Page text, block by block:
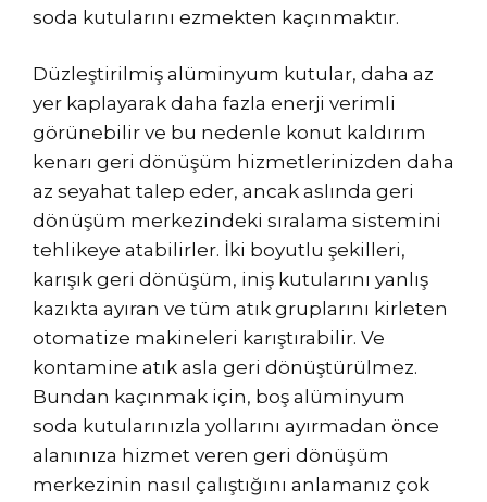
soda kutularını ezmekten kaçınmaktır.
Düzleştirilmiş alüminyum kutular, daha az
yer kaplayarak daha fazla enerji verimli
görünebilir ve bu nedenle konut kaldırım
kenarı geri dönüşüm hizmetlerinizden daha
az seyahat talep eder, ancak aslında geri
dönüşüm merkezindeki sıralama sistemini
tehlikeye atabilirler. İki boyutlu şekilleri,
karışık geri dönüşüm, iniş kutularını yanlış
kazıkta ayıran ve tüm atık gruplarını kirleten
otomatize makineleri karıştırabilir. Ve
kontamine atık asla geri dönüştürülmez.
Bundan kaçınmak için, boş alüminyum
soda kutularınızla yollarını ayırmadan önce
alanınıza hizmet veren geri dönüşüm
merkezinin nasıl çalıştığını anlamanız çok